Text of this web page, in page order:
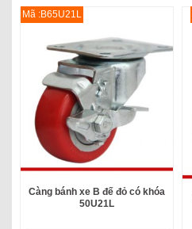
Mã :B65U21L
Càng bánh xe B đế đỏ có khóa
50U21L